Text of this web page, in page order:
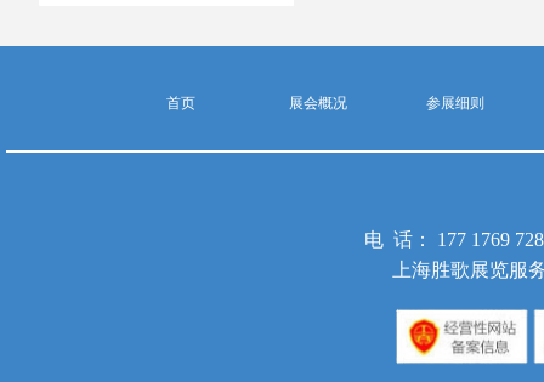
电 话： 177 1769
上海胜歌展览服
首页 展会概况 参展细则